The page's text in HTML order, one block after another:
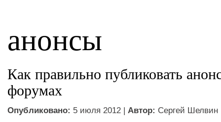
анонсы
Как правильно публиковать
форумах
Опубликовано: 5 июля 2012 | Автор: Сергей Шелвин